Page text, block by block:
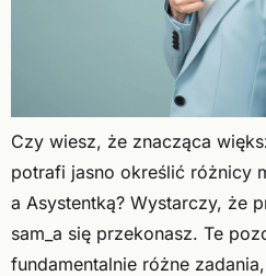
Czy wiesz, że znacząca
potrafi jasno określić różnicy
a Asystentką? Wystarczy, że
sam_a się przekonasz. Te
fundamentalnie różne